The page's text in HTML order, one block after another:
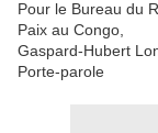
Pour le Bureau du
Paix au Congo,
Gaspard-Hubert
Porte-parole